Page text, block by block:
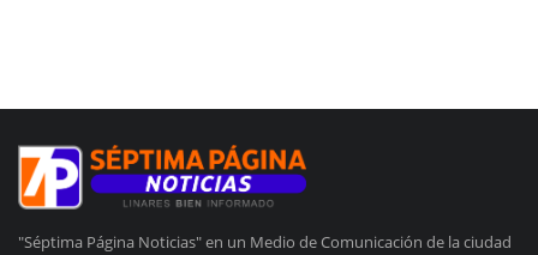
"Séptima Página Noticias" en un Medio de Comunicación de la ciudad